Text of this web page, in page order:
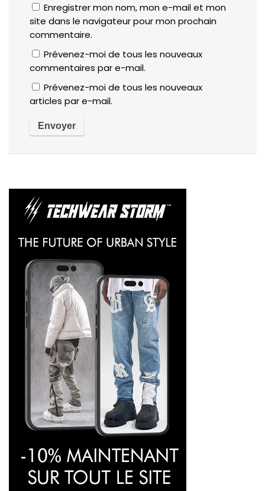
Enregistrer mon nom, mon e-mail et mon
site dans le navigateur pour mon prochain
commentaire.
Prévenez-moi de tous les nouveaux
commentaires par e-mail.
Prévenez-moi de tous les nouveaux
articles par e-mail.